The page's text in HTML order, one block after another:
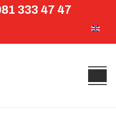
333 47 47